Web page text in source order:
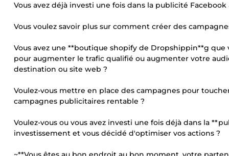
Vous avez déjà investi une fois dans la publicité
Vous voulez savoir plus sur comment créer des
Vous avez une **boutique shopify de Dropshippin**g
pour augmenter le trafic qualifié ou augmenter votre
destination ou site web ?
Voulez-vous mettre en place des campagnes pour
campagnes publicitaires rentable ?
Voulez-vous ou vous avez investi une fois déjà dans la
investissement et vous décidé d'optimiser vos actions ?